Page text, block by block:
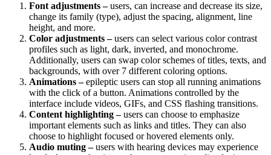
Font adjustments –users, can increase and decrease its size,
change its family (type), adjust the spacing, alignment, line
height, and more.
Color adjustments –users can select various color contrast
profiles such as light, dark, inverted, and monochrome.
Additionally, users can swap color schemes of titles, texts, and
backgrounds, with over 7 different coloring options.
Animations –epileptic users can stop all running animations
with the click of a button. Animations controlled by the
interface include videos, GIFs, and CSS flashing transitions.
Content highlighting –users can choose to emphasize
important elements such as links and titles. They can also
choose to highlight focused or hovered elements only.
Audio muting –users with hearing devices may experience